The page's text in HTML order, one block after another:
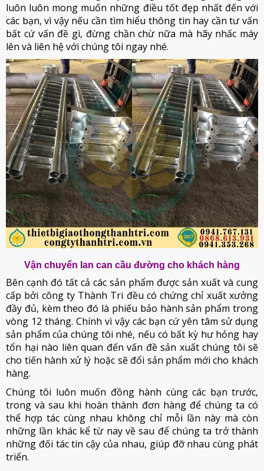
luôn luôn mong muốn những điều tốt đẹp nhất đến với
các bạn, vì vậy nếu cần tìm hiểu thông tin hay cần tư vấn
bất cứ vấn đề gì, đừng chần chừ nữa mà hãy nhấc máy
lên và liên hệ với chúng tôi ngay nhé.
Vận chuyển lan can cầu đường cho khách hàng
Bên cạnh đó tất cả các sản phẩm được sản xuất và cung
cấp bởi công ty Thành Tri đều có chứng chỉ xuất xưởng
đầy đủ, kèm theo đó là phiếu bảo hành sản phẩm trong
vòng 12 tháng. Chính vì vậy các bạn cứ yên tâm sử dụng
sản phẩm của chúng tôi nhé, nếu có bất kỳ hư hỏng hay
tổn hại nào liên quan đến vấn đề sản xuất chúng tôi sẽ
cho tiến hành xử lý hoặc sẽ đổi sản phẩm mới cho khách
hàng.
Chúng tôi luôn muốn đồng hành cùng các bạn trước,
trong và sau khi hoàn thành đơn hàng để chúng ta có
thể hợp tác cùng nhau không chỉ mỗi lần này mà còn
những lần khác kể từ nay về sau để chúng ta trở thành
những đối tác tin cậy của nhau, giúp đỡ nhau cùng phát
triển.